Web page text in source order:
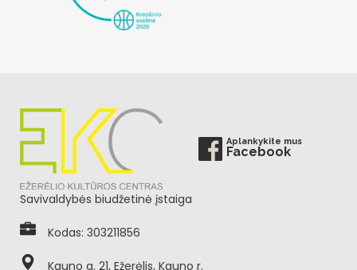
Aplankykite mus
Facebook
Savivaldybės biudžetinė įstaiga
Kodas: 303211856
Kauno g. 21, Ežerėlis, Kauno r.